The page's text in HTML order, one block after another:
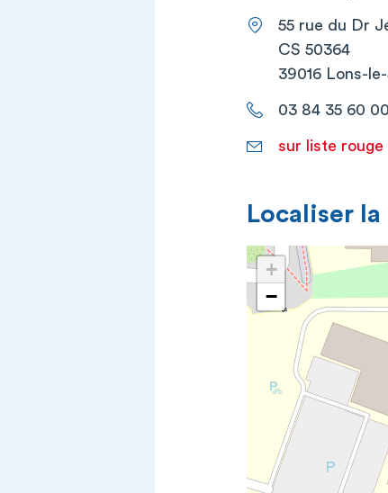
55 rue du Dr
CS 50364
39016 Lons-
03 84 35 60 00
sur liste rouge
Localiser
+
−